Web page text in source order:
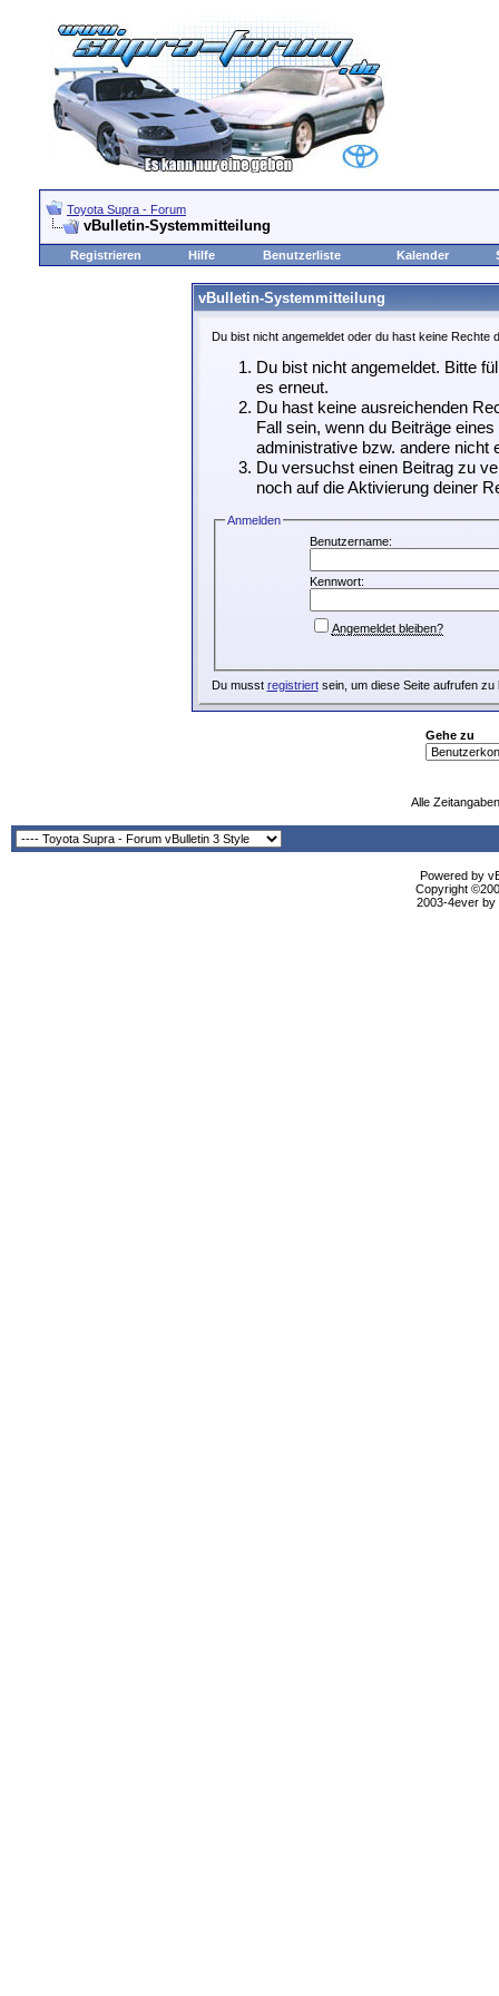
Toyota Supra - Forum
vBulletin-Systemmitteilung
Registrieren Hilfe Benutzerliste Kalender
vBulletin-Systemmitteilung
Du bist nicht angemeldet oder du hast keine Rechte
Du bist nicht angemeldet. Bitte
es erneut.
Du hast keine ausreichenden
Fall sein, wenn du Beiträge
administrative bzw. andere nicht
Du versuchst einen Beitrag zu
noch auf die Aktivierung deiner
Anmelden
Benutzername:
Kennwort:
Angemeldet bleiben?
Du musst registriertsein, um diese Seite aufrufen zu
Gehe zu
Alle
Powered by
Copyright
2003-4ever by